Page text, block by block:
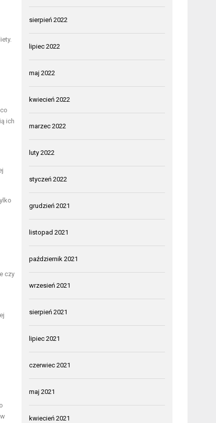
ich
czy
sierpień 2022
lipiec 2022
maj 2022
kwiecień 2022
marzec 2022
luty 2022
styczeń 2022
grudzień 2021
listopad 2021
październik 2021
wrzesień 2021
sierpień 2021
lipiec 2021
czerwiec 2021
maj 2021
kwiecień 2021